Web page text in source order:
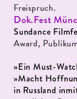
Freispruch.
Dok.Fest
Sundance
Award,
»Ein Must-
»Macht
in Russland